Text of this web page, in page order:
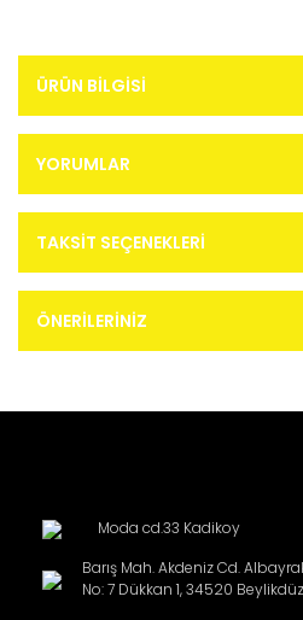
ÜRÜN BILGISI
YORUMLAR
TAKSIT SEÇENEKLERI
ÖNERILERINIZ
Moda cd.33 Kadikoy
Barış Mah. Akdeniz Cd.
No: 7 Dükkan 1, 34520